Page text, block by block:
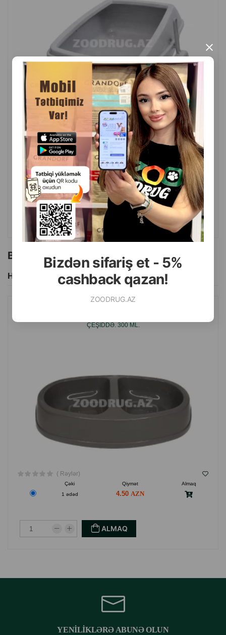
Bizdən sifariş et - 5%
cashback qazan!
ZOODRUG.AZ
×
( Rəylər)
Qiymət
Almaq
1ed boz
13.00
1ed qirmizi 13.00
1ed fiolet 13.00
1ed goy 13.00
1ed narinci 13.00
ALMAQ
Bu brendin başqa məhsulları
Hamısını Gör
ÇEŞIDDƏ. 300 ML.
( Rəylər)
Çəki Qiymət
Almaq
1 ədəd
4.50
ALMAQ
YENILIKLƏRƏ ABUNƏ OLUN